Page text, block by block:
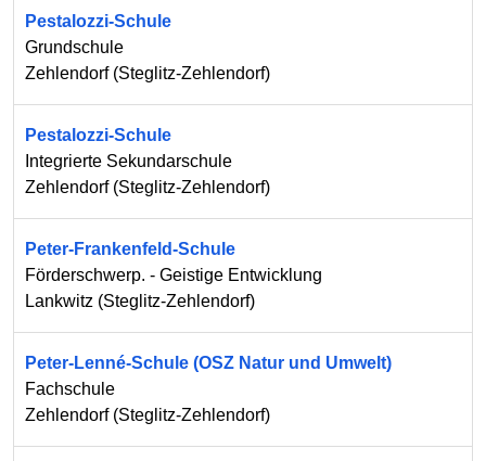
Pestalozzi-Schule
Grundschule
Zehlendorf(Steglitz-Zehlendorf)
Pestalozzi-Schule
Integrierte Sekundarschule
Zehlendorf(Steglitz-Zehlendorf)
Peter-Frankenfeld-Schule
Förderschwerp. - Geistige Entwicklung
Lankwitz (Steglitz-Zehlendorf)
Peter-Lenné-Schule (OSZ Natur und Umwelt)
Fachschule
Zehlendorf(Steglitz-Zehlendorf)